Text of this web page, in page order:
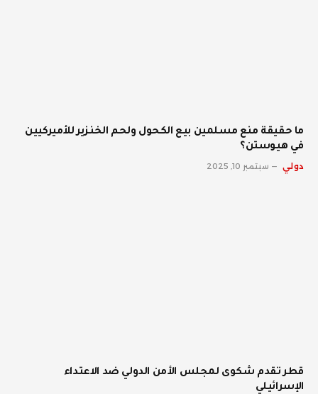
ما حقيقة منع مسلمين بيع الكحول ولحم الخنزير للأميركيين
في هيوستن؟
دولي سبتمبر 10, 2025
قطر تقدم شكوى لمجلس الأمن الدولي ضد الاعتداء
الإسرائيلي